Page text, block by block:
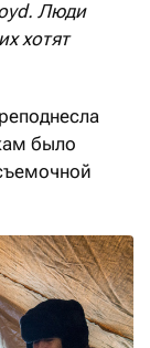
Люди
хотят
было